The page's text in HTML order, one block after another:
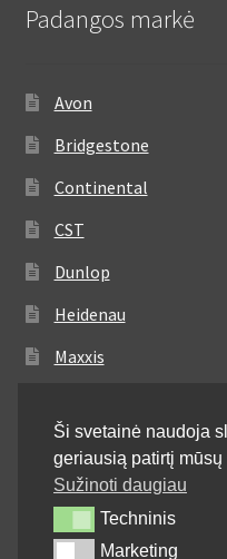
Padangos markė
Avon
Bridgestone
Continental
CST
Dunlop
Heidenau
Maxxis
Michelin
Mitas
Pirelli
Ši svetainė naudoja
geriausią patirtį mūsų
Sužinoti daugiau
TechninisTechninis
MarketingMarketing